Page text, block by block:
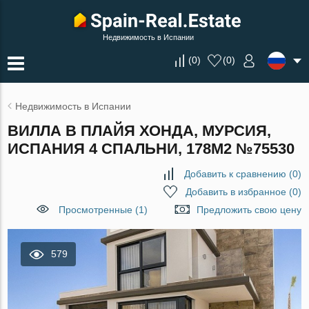
Недвижимость в Испании
(0) (0)
Недвижимость в Испании
ВИЛЛА В ПЛАЙЯ ХОНДА, МУРСИЯ,
ИСПАНИЯ 4 СПАЛЬНИ, 178М2 №75530
Добавить к сравнению (0)
Добавить в избранное(0)
Просмотренные (1)
Предложить свою цену
579